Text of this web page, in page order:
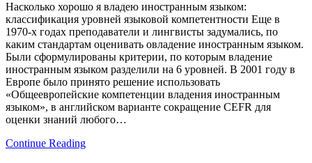
Насколько хорошо я владею иностранным языком:
классификация уровней языковой компетентности Еще в
1970-х годах преподаватели и лингвисты задумались, по
каким стандартам оценивать овладение иностранным языком.
Были сформулированы критерии, по которым владение
иностранным языком разделили на 6 уровней. В 2001 году в
Европе было принято решение использовать
«Общеевропейские компетенции владения иностранным
языком», в английском варианте сокращение CEFR для
оценки знаний любого…
Continue Reading